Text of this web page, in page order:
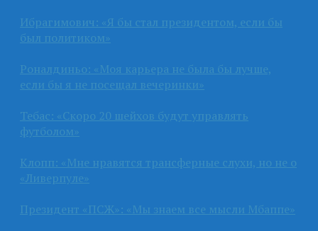
Ибрагимович: «Я бы стал президентом, если бы
был политиком»
Роналдиньо: «Моя карьера не была бы лучше,
если бы я не посещал вечеринки»
Тебас: «Скоро 20 шейхов будут управлять
футболом»
Клопп: «Мне нравятся трансферные слухи, но не о
«Ливерпуле»
Президент «ПСЖ»: «Мы знаем все мысли Мбаппе»